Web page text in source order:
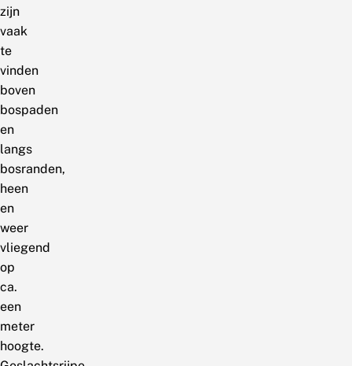
zijn
vaak
te
vinden
boven
bospaden
en
langs
bosranden,
heen
en
weer
vliegend
op
ca.
een
meter
hoogte.